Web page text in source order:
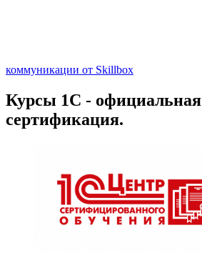
коммуникации от Skillbox
Курсы 1С - официальная
сертификация.